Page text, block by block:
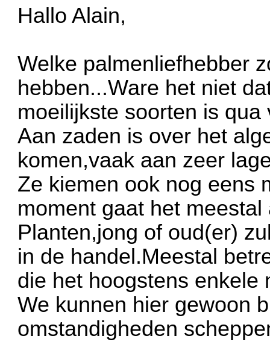
Hallo Alain,
Welke palmenliefhebber
hebben...Ware het niet
moeilijkste soorten is qua
Aan zaden is over het
komen,vaak aan zeer
Ze kiemen ook nog eens
moment gaat het meestal
Planten,jong of oud(er)
in de handel.Meestal
die het hoogstens enkele
We kunnen hier gewoon
omstandigheden